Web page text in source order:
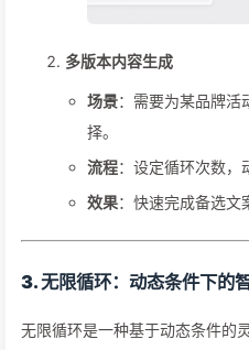
多版本内容生成
场景：需要为某品牌活
择。
流程：设定循环次数，
效果：快速完成备选文
3. 无限循环：动态条件下的
无限循环是一种基于动态条件的